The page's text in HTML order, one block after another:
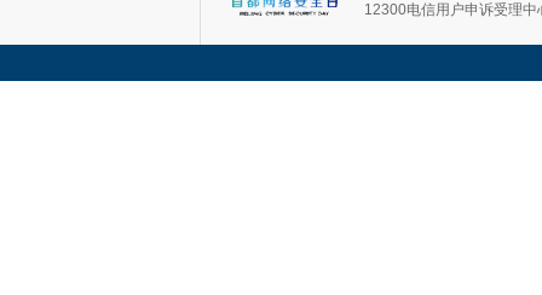
12300电信用户申诉受理中